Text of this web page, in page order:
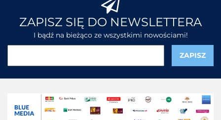
ZAPISZ SIĘ DO NEWSLETTERA
I bądź na bieżąco ze wszystkimi nowościami!